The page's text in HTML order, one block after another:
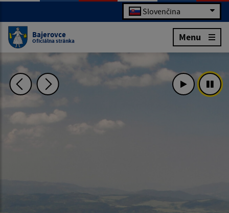
Slovenčina
Bajerovce
Oficiálna stránka Menu